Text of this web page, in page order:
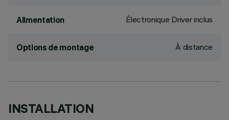
Alimentation Électronique Driver inclus
Options de montage À distance
INSTALLATION